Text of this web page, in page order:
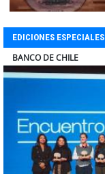
EDICIONES ESPECIALES
COLEGIO RÍO LOA